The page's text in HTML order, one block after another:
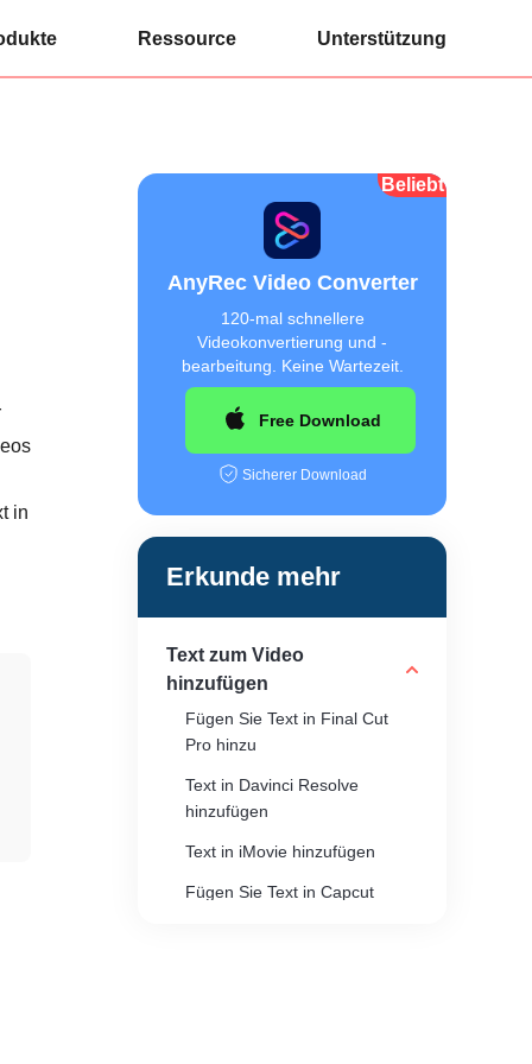
Ressource Unterstützung
Beliebt
AnyRec Video Converter
120-mal schnellere
Videokonvertierung und -
bearbeitung. Keine Wartezeit.
Free Download
Sicherer Download
Erkunde mehr
Text zum Video
hinzufügen
Fügen Sie Text in Final Cut
Pro hinzu
Text in Davinci Resolve
hinzufügen
Text in iMovie hinzufügen
Fügen Sie Text in Capcut
in